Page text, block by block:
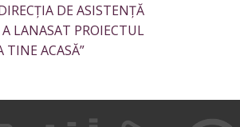
DE ASISTENȚĂ
LANASAT PROIECTUL
TINE ACASĂ”